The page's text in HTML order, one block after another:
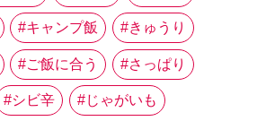
キャンプ飯 きゅうり
ご飯に合う さっぱり
シビ辛 じゃがいも